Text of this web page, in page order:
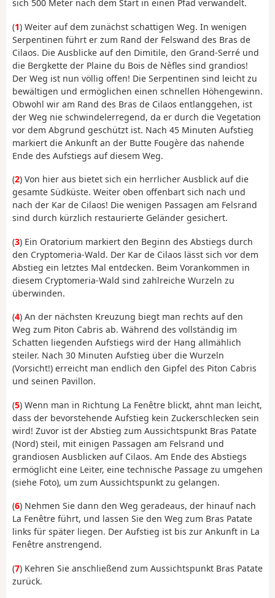
sich 500 Meter nach dem Start in einen Pfad verwandelt.
(1) Weiter auf dem zunächst schattigen Weg. In wenigen
Serpentinen führt er zum Rand der Felswand des Bras de
Cilaos. Die Ausblicke auf den Dimitile, den Grand-Serré und
die Bergkette der Plaine du Bois de Nèfles sind grandios!
Der Weg ist nun völlig offen! Die Serpentinen sind leicht zu
bewältigen und ermöglichen einen schnellen Höhengewinn.
Obwohl wir am Rand des Bras de Cilaos entlanggehen, ist
der Weg nie schwindelerregend, da er durch die Vegetation
vor dem Abgrund geschützt ist. Nach 45 Minuten Aufstieg
markiert die Ankunft an der Butte Fougère das nahende
Ende des Aufstiegs auf diesem Weg.
(2) Von hier aus bietet sich ein herrlicher Ausblick auf die
gesamte Südküste. Weiter oben offenbart sich nach und
nach der Kar de Cilaos! Die wenigen Passagen am Felsrand
sind durch kürzlich restaurierte Geländer gesichert.
(3) Ein Oratorium markiert den Beginn des Abstiegs durch
den Cryptomeria-Wald. Der Kar de Cilaos lässt sich vor dem
Abstieg ein letztes Mal entdecken. Beim Vorankommen in
diesem Cryptomeria-Wald sind zahlreiche Wurzeln zu
überwinden.
(4) An der nächsten Kreuzung biegt man rechts auf den
Weg zum Piton Cabris ab. Während des vollständig im
Schatten liegenden Aufstiegs wird der Hang allmählich
steiler. Nach 30 Minuten Aufstieg über die Wurzeln
(Vorsicht!) erreicht man endlich den Gipfel des Piton Cabris
und seinen Pavillon.
(5) Wenn man in Richtung La Fenêtre blickt, ahnt man leicht,
dass der bevorstehende Aufstieg kein Zuckerschlecken sein
wird! Zuvor ist der Abstieg zum Aussichtspunkt Bras Patate
(Nord) steil, mit einigen Passagen am Felsrand und
grandiosen Ausblicken auf Cilaos. Am Ende des Abstiegs
ermöglicht eine Leiter, eine technische Passage zu umgehen
(siehe Foto), um zum Aussichtspunkt zu gelangen.
(6) Nehmen Sie dann den Weg geradeaus, der hinauf nach
La Fenêtre führt, und lassen Sie den Weg zum Bras Patate
links für später liegen. Der Aufstieg ist bis zur Ankunft in La
Fenêtre anstrengend.
(7) Kehren Sie anschließend zum Aussichtspunkt Bras Patate
zurück.